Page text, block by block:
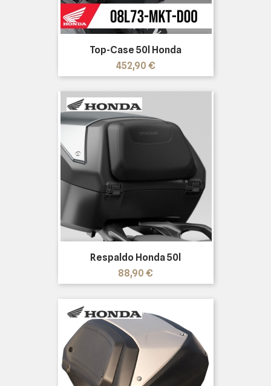
Top-Case 50l Honda
Precio
452,90 €
Respaldo Honda 50l
Precio
88,90 €